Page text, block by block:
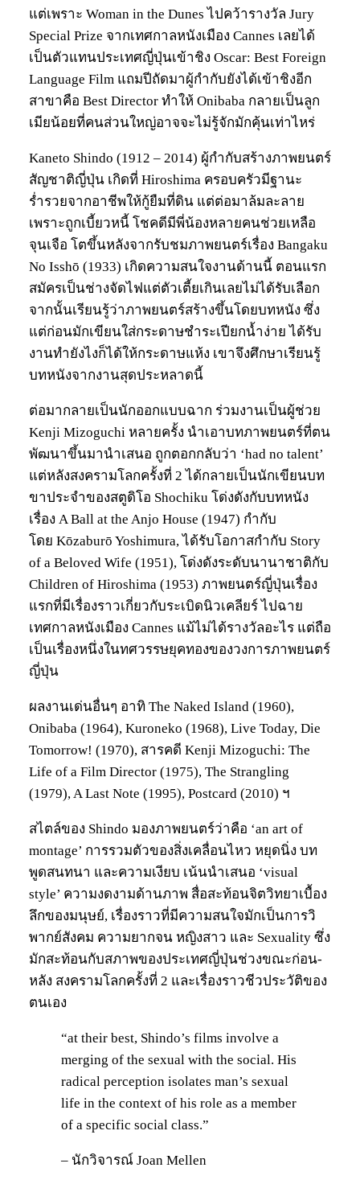
แต่เพราะ Woman in the Dunes ไปคว้ารางวัล Jury
Special Prize จากเทศกาลหนังเมือง Cannes เลยได้
เป็นตัวแทนประเทศญี่ปุ่นเข้าชิง Oscar: Best Foreign
Language Film แถมปีถัดมาผู้กำกับยังได้เข้าชิงอีก
สาขาคือ Best Director ทำให้ Onibaba กลายเป็นลูก
เมียน้อยที่คนส่วนใหญ่อาจจะไม่รู้จักมักคุ้นเท่าไหร่
Kaneto Shindo (1912 – 2014) ผู้กำกับสร้างภาพยนตร์
สัญชาติญี่ปุ่น เกิดที่ Hiroshima ครอบครัวมีฐานะ
ร่ำรวยจากอาชีพให้กู้ยืมที่ดิน แต่ต่อมาล้มละลาย
เพราะถูกเบี้ยวหนี้ โชคดีมีพี่น้องหลายคนช่วยเหลือ
จุนเจือ โตขึ้นหลังจากรับชมภาพยนตร์เรื่อง Bangaku
No Isshō (1933) เกิดความสนใจงานด้านนี้ ตอนแรก
สมัครเป็นช่างจัดไฟแต่ตัวเตี้ยเกินเลยไม่ได้รับเลือก
จากนั้นเรียนรู้ว่าภาพยนตร์สร้างขึ้นโดยบทหนัง ซึ่ง
แต่ก่อนมักเขียนใส่กระดาษชำระเปียกน้ำง่าย ได้รับ
งานทำยังไงก็ได้ให้กระดาษแห้ง เขาจึงศึกษาเรียนรู้
บทหนังจากงานสุดประหลาดนี้
ต่อมากลายเป็นนักออกแบบฉาก ร่วมงานเป็นผู้ช่วย
Kenji Mizoguchi หลายครั้ง นำเอาบทภาพยนตร์ที่ตน
พัฒนาขึ้นมานำเสนอ ถูกตอกกลับว่า ‘had no talent’
แต่หลังสงครามโลกครั้งที่ 2 ได้กลายเป็นนักเขียนบท
ขาประจำของสตูดิโอ Shochiku โด่งดังกับบทหนัง
เรื่อง A Ball at the Anjo House (1947) กำกับ
โดย Kōzaburō Yoshimura, ได้รับโอกาสกำกับ Story
of a Beloved Wife (1951), โด่งดังระดับนานาชาติกับ
Children of Hiroshima (1953) ภาพยนตร์ญี่ปุ่นเรื่อง
แรกที่มีเรื่องราวเกี่ยวกับระเบิดนิวเคลียร์ ไปฉาย
เทศกาลหนังเมือง Cannes แม้ไม่ได้รางวัลอะไร แต่ถือ
เป็นเรื่องหนึ่งในทศวรรษยุคทองของวงการภาพยนตร์
ญี่ปุ่น
ผลงานเด่นอื่นๆ อาทิ The Naked Island (1960),
Onibaba (1964), Kuroneko (1968), Live Today, Die
Tomorrow! (1970), สารคดี Kenji Mizoguchi: The
Life of a Film Director (1975), The Strangling
(1979), A Last Note (1995), Postcard (2010) ฯ
สไตล์ของ Shindo มองภาพยนตร์ว่าคือ ‘an art of
montage’ การรวมตัวของสิ่งเคลื่อนไหว หยุดนิ่ง บท
พูดสนทนา และความเงียบ เน้นนำเสนอ ‘visual
style’ ความงดงามด้านภาพ สื่อสะท้อนจิตวิทยาเบื้อง
ลึกของมนุษย์, เรื่องราวที่มีความสนใจมักเป็นการวิ
พากย์สังคม ความยากจน หญิงสาว และ Sexuality ซึ่ง
มักสะท้อนกับสภาพของประเทศญี่ปุ่นช่วงขณะก่อน-
หลัง สงครามโลกครั้งที่ 2 และเรื่องราวชีวประวัติของ
ตนเอง
“at their best, Shindo’s films involve a
merging of the sexual with the social. His
radical perception isolates man’s sexual
life in the context of his role as a member
of a specific social class.”
– นักวิจารณ์ Joan Mellen